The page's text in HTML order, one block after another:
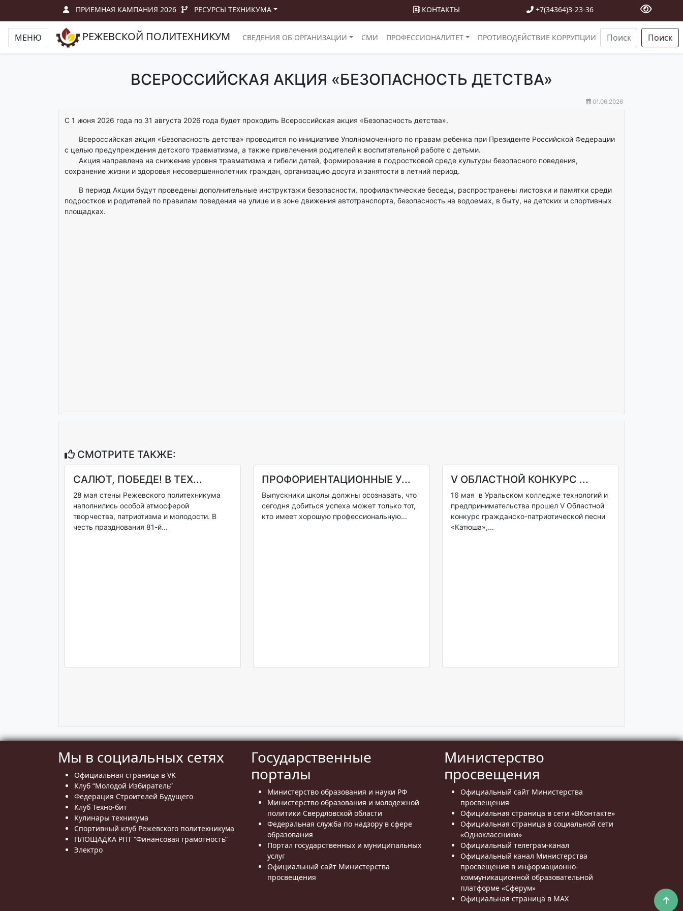
ПРИЕМНАЯ КАМПАНИЯ 2026 РЕСУРСЫ ТЕХНИКУМА КОНТАКТЫ +7(34364)3-23-36
МЕНЮ РЕЖЕВСКОЙ ПОЛИТЕХНИКУМ СВЕДЕНИЯ ОБ ОРГАНИЗАЦИИ СМИ ПРОФЕССИОНАЛИТЕТ ПРОТИВОДЕЙСТВИЕ КОРРУПЦИИ Поиск
ВСЕРОССИЙСКАЯ АКЦИЯ «БЕЗОПАСНОСТЬ ДЕТСТВА»
01.06.2026
С 1 июня 2026 года по 31 августа 2026 года будет проходить Всероссийская акция «Безопасность детства».
Всероссийская акция «Безопасность детства» проводится по инициативе Уполномоченного по правам ребенка при Президенте Российской Федерации
с целью предупреждения детского травматизма, а также привлечения родителей к воспитательной работе с детьми.
Акция направлена на снижение уровня травматизма и гибели детей, формирование в подростковой среде культуры безопасного поведения,
сохранение жизни и здоровья несовершеннолетних граждан, организацию досуга и занятости в летний период.
В период Акции будут проведены дополнительные инструктажи безопасности, профилактические беседы, распространены листовки и памятки среди
подростков и родителей по правилам поведения на улице и в зоне движения автотранспорта, безопасность на водоемах, в быту, на детских и спортивных
площадках.
СМОТРИТЕ ТАКЖЕ:
САЛЮТ, ПОБЕДЕ! В ТЕХ...
28 мая стены Режевского политехникума
наполнились особой атмосферой
творчества, патриотизма и молодости. В
честь празднования 81-й...
ПРОФОРИЕНТАЦИОННЫЕ У...
Выпускники школы должны осознавать, что
сегодня добиться успеха может только тот,
кто имеет хорошую профессиональную...
V ОБЛАСТНОЙ КОНКУРС ...
16 мая в Уральском колледже технологий и
предпринимательства прошел V Областной
конкурс гражданско-патриотической песни
«Катюша»,...
Мы в социальных сетях
Официальная страница в VK
Клуб “Молодой Избиратель”
Федерация Строителей Будущего
Клуб Техно-бит
Кулинары техникума
Спортивный клуб Режевского политехникума
ПЛОЩАДКА РПТ “Финансовая грамотность”
Электро
Государственные
порталы
Министерство образования и науки РФ
Министерство образования и молодежной
политики Свердловской области
Федеральная служба по надзору в сфере
образования
Портал государственных и муниципальных
услуг
Официальный сайт Министерства
просвещения
Министерство
просвещения
Официальный сайт Министерства
просвещения
Официальная страница в сети «ВКонтакте»
Официальная страница в социальной сети
«Одноклассники»
Официальный телеграм-канал
Официальный канал Министерства
просвещения в информационно-
коммуникационной образовательной
платформе «Сферум»
Официальная страница в MAX